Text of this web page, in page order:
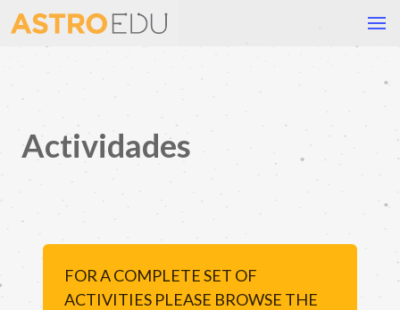
Actividades
FOR A COMPLETE SET OF
ACTIVITIES PLEASE BROWSE THE